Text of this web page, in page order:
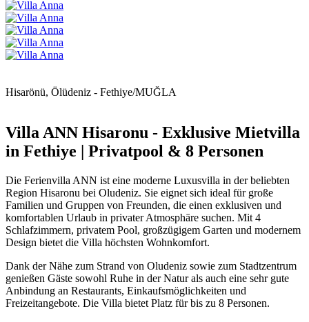
Hisarönü, Ölüdeniz - Fethiye/MUĞLA
Villa ANN Hisaronu - Exklusive Mietvilla
in Fethiye | Privatpool & 8 Personen
Die Ferienvilla ANN ist eine moderne Luxusvilla in der beliebten
Region Hisaronu bei Oludeniz. Sie eignet sich ideal für große
Familien und Gruppen von Freunden, die einen exklusiven und
komfortablen Urlaub in privater Atmosphäre suchen. Mit 4
Schlafzimmern, privatem Pool, großzügigem Garten und modernem
Design bietet die Villa höchsten Wohnkomfort.
Dank der Nähe zum Strand von Oludeniz sowie zum Stadtzentrum
genießen Gäste sowohl Ruhe in der Natur als auch eine sehr gute
Anbindung an Restaurants, Einkaufsmöglichkeiten und
Freizeitangebote. Die Villa bietet Platz für bis zu 8 Personen.